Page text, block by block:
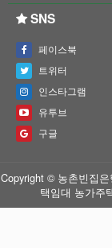
SNS
페이스북
트위터
인스타그램
유투브
구글
Copyright © 농촌빈집
택임대 농가주